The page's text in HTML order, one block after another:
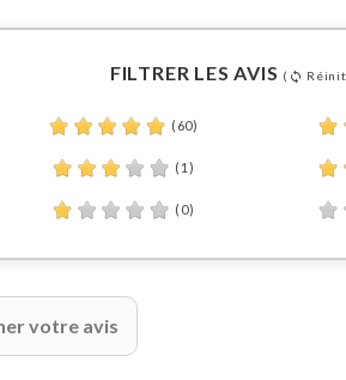
FILTRER LES AVIS ( sync
(60)
(1)
(0)
votre avis